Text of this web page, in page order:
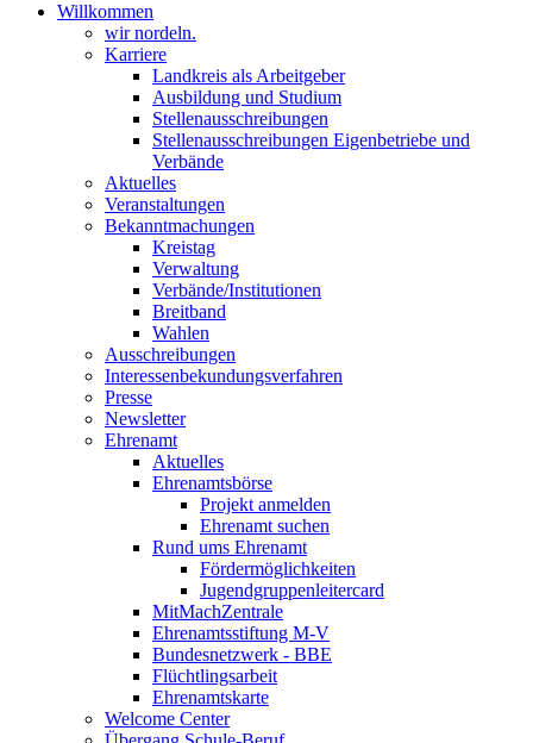
Willkommen
wir nordeln.
Karriere
Landkreis als Arbeitgeber
Ausbildung und Studium
Stellenausschreibungen
Stellenausschreibungen Eigenbetriebe und
Verbände
Aktuelles
Veranstaltungen
Bekanntmachungen
Kreistag
Verwaltung
Verbände/Institutionen
Breitband
Wahlen
Ausschreibungen
Interessen­bekundungsverfahren
Presse
Newsletter
Ehrenamt
Aktuelles
Ehrenamtsbörse
Projekt anmelden
Ehrenamt suchen
Rund ums Ehrenamt
Fördermöglichkeiten
Jugendgruppenleitercard
MitMachZentrale
Ehrenamtsstiftung M-V
Bundesnetzwerk - BBE
Flüchtlingsarbeit
Ehrenamtskarte
Welcome Center